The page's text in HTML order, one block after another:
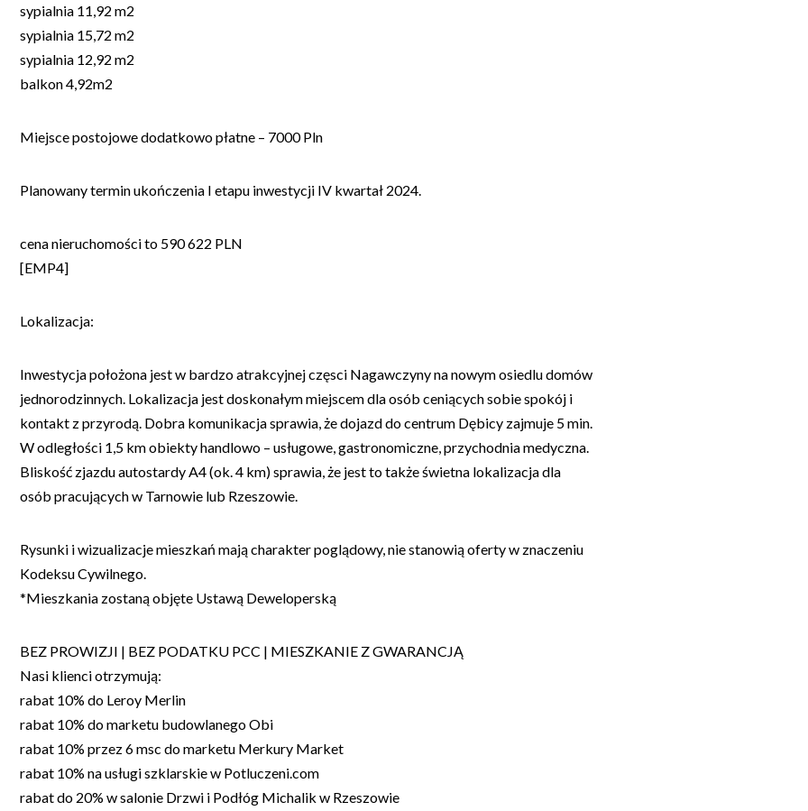
sypialnia 11,92 m2
sypialnia 15,72 m2
sypialnia 12,92 m2
balkon 4,92m2
Miejsce postojowe dodatkowo płatne – 7000 Pln
Planowany termin ukończenia I etapu inwestycji IV kwartał 2024.
cena nieruchomości to 590 622 PLN
[EMP4]
Lokalizacja:
Inwestycja położona jest w bardzo atrakcyjnej częsci Nagawczyny na nowym osiedlu domów
jednorodzinnych. Lokalizacja jest doskonałym miejscem dla osób ceniących sobie spokój i
kontakt z przyrodą. Dobra komunikacja sprawia, że dojazd do centrum Dębicy zajmuje 5 min.
W odległości 1,5 km obiekty handlowo – usługowe, gastronomiczne, przychodnia medyczna.
Bliskość zjazdu autostardy A4 (ok. 4 km) sprawia, że jest to także świetna lokalizacja dla
osób pracujących w Tarnowie lub Rzeszowie.
Rysunki i wizualizacje mieszkań mają charakter poglądowy, nie stanowią oferty w znaczeniu
Kodeksu Cywilnego.
*Mieszkania zostaną objęte Ustawą Deweloperską
BEZ PROWIZJI | BEZ PODATKU PCC | MIESZKANIE Z GWARANCJĄ
Nasi klienci otrzymują:
rabat 10% do Leroy Merlin
rabat 10% do marketu budowlanego Obi
rabat 10% przez 6 msc do marketu Merkury Market
rabat 10% na usługi szklarskie w Potluczeni.com
rabat do 20% w salonie Drzwi i Podłóg Michalik w Rzeszowie